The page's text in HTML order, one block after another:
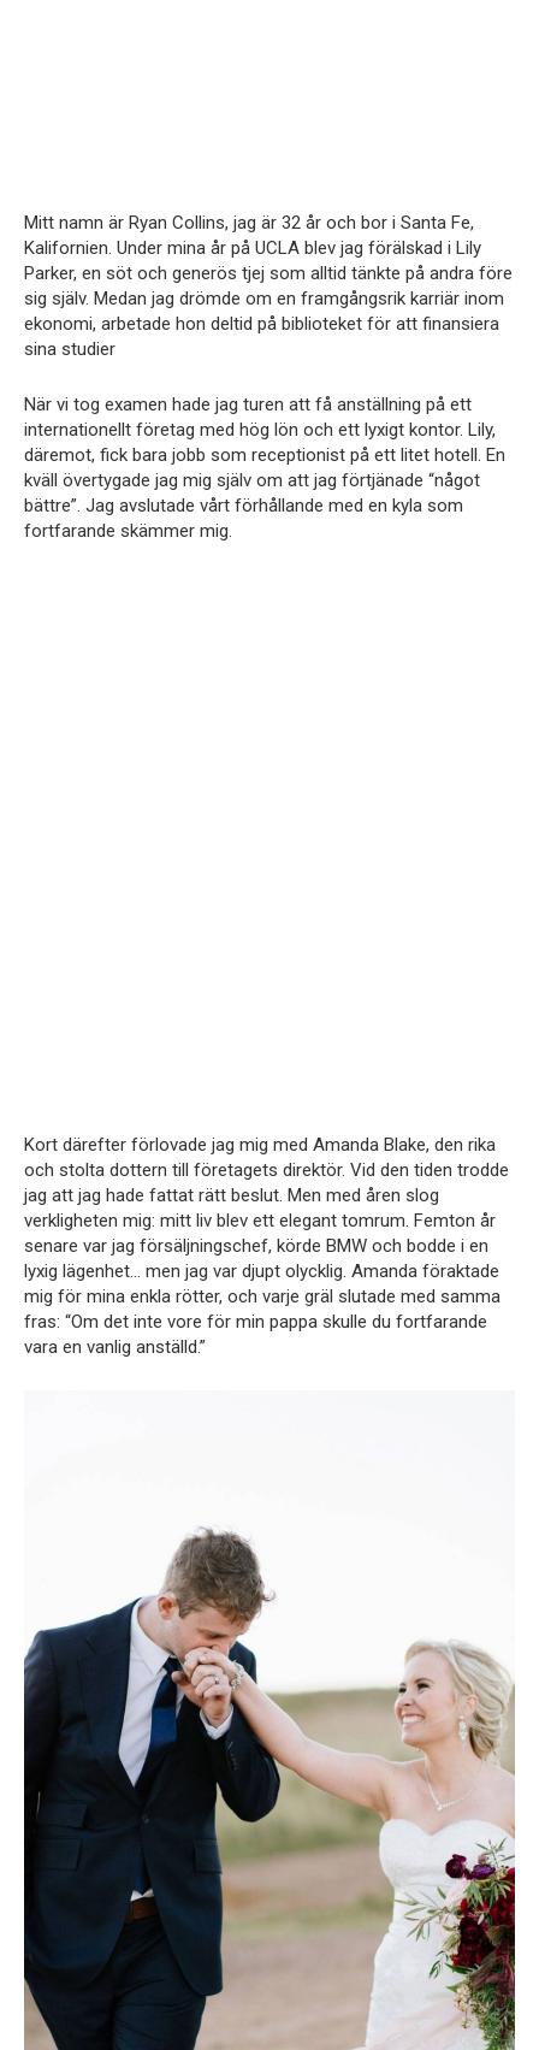
Mitt namn är Ryan Collins, jag är 32 år och bor i Santa Fe,
Kalifornien. Under mina år på UCLA blev jag förälskad i Lily
Parker, en söt och generös tjej som alltid tänkte på andra före
sig själv. Medan jag drömde om en framgångsrik karriär inom
ekonomi, arbetade hon deltid på biblioteket för att finansiera
sina studier
När vi tog examen hade jag turen att få anställning på ett
internationellt företag med hög lön och ett lyxigt kontor. Lily,
däremot, fick bara jobb som receptionist på ett litet hotell. En
kväll övertygade jag mig själv om att jag förtjänade “något
bättre”. Jag avslutade vårt förhållande med en kyla som
fortfarande skämmer mig.
Kort därefter förlovade jag mig med Amanda Blake, den rika
och stolta dottern till företagets direktör. Vid den tiden trodde
jag att jag hade fattat rätt beslut. Men med åren slog
verkligheten mig: mitt liv blev ett elegant tomrum. Femton år
senare var jag försäljningschef, körde BMW och bodde i en
lyxig lägenhet… men jag var djupt olycklig. Amanda föraktade
mig för mina enkla rötter, och varje gräl slutade med samma
fras: “Om det inte vore för min pappa skulle du fortfarande
vara en vanlig anställd.”